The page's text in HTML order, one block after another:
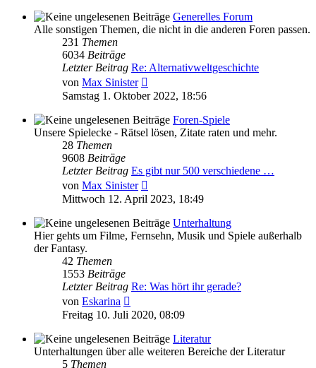
Generelles Forum
Alle sonstigen Themen, die nicht in die anderen Foren passen.
231 Themen
6034 Beiträge
Letzter Beitrag Re: Alternativweltgeschichte
von Max Sinister
Beitrag
Samstag 1. Oktober 2022, 18:56
Foren-Spiele
Unsere Spielecke - Rätsel lösen, Zitate raten und mehr.
28 Themen
9608 Beiträge
Letzter Beitrag Es gibt nur 500 verschiedene …
von Max Sinister
Beitrag
Mittwoch 12. April 2023, 18:49
Unterhaltung
Hier gehts um Filme, Fernsehn, Musik und Spiele außerhalb
der Fantasy.
42 Themen
1553 Beiträge
Letzter Beitrag Re: Was hört ihr gerade?
von Eskarina
Beitrag
Freitag 10. Juli 2020, 08:09
Literatur
Unterhaltungen über alle weiteren Bereiche der Literatur
5 Themen